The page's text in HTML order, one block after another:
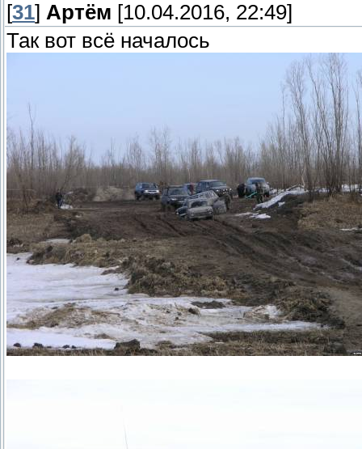
[31] Артём [10.04.2016, 22:49]
Так вот всё началось